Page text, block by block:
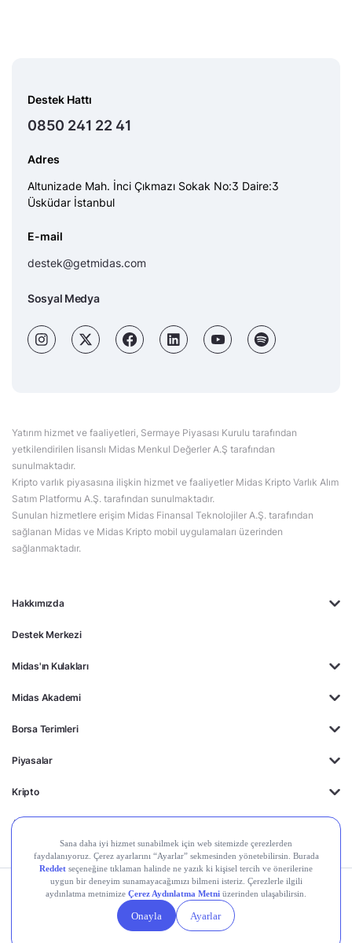
Hakkımızda
Destek Merkezi
Midas'ın Kulakları
Midas Akademi
Borsa Terimleri
Piyasalar
Kripto
Ayrıcalıklar
Destek Hattı
0850 241 22 41
Adres
Altunizade Mah. İnci Çıkmazı Sokak No:3 Daire:3
Üsküdar İstanbul
E-mail
destek@getmidas.com
Sosyal Medya
Yatırım hizmet ve faaliyetleri, Sermaye Piyasası Kurulu tarafından
yetkilendirilen lisanslı Midas Menkul Değerler A.Ş tarafından
sunulmaktadır.
Kripto varlık piyasasına ilişkin hizmet ve faaliyetler Midas Kripto Varlık Alım
Satım Platformu A.Ş. tarafından sunulmaktadır.
Sunulan hizmetlere erişim Midas Finansal Teknolojiler A.Ş. tarafından
sağlanan Midas ve Midas Kripto mobil uygulamaları üzerinden
sağlanmaktadır.
Kişisel Verilerin
Gizlilik
Politikası
Yasal
Duyurular
Çerez